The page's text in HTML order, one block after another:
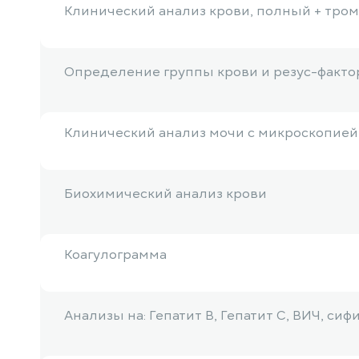
Клинический анализ крови, полный +
Определение группы крови и резус-
Клинический анализ мочи с
Биохимический анализ крови
Коагулограмма
Анализы на: Гепатит B, Гепатит С, ВИЧ,